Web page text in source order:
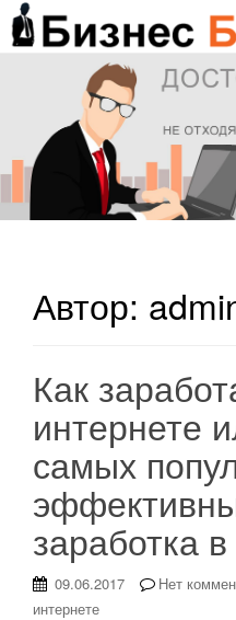
Автор:
Как
интернете
самых
заработка
09.06.2017 Нет
интернете